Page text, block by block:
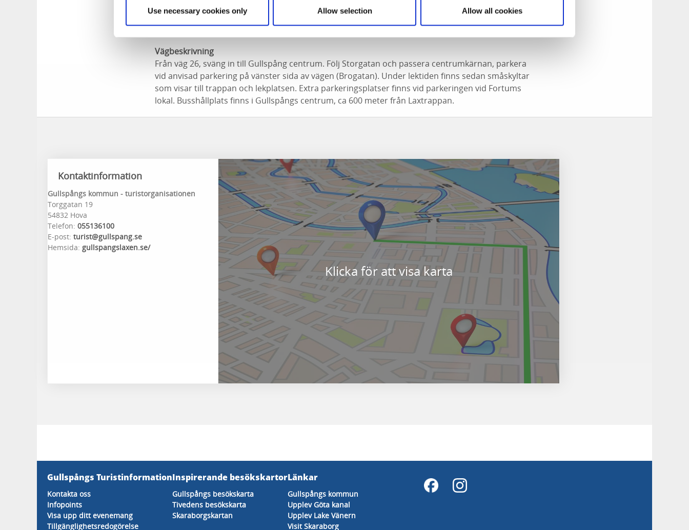
Use necessary cookies only Allow selection Allow all cookies
av älven och laxen kan nu åter vandra upp hit för att leka.
Här kan du seen kortfilm om Gullspångsälven och laxtrappan.
Vägbeskrivning
Från väg 26, sväng in till Gullspång centrum. Följ Storgatan och passera centrumkärnan, parkera
vid anvisad parkering på vänster sida av vägen (Brogatan). Under lektiden finns sedan småskyltar
som visar till trappan och lekplatsen. Extra parkeringsplatser finns vid parkeringen vid Fortums
lokal. Busshållplats finns i Gullspångs centrum, ca 600 meter från Laxtrappan.
Kontaktinformation
Gullspångs kommun - turistorganisationen
Torggatan 19
54832 Hova
Telefon: 055136100
E-post: turist@gullspang.se
Hemsida: gullspangslaxen.se/
Klicka för att visa karta
Gullspångs Turistinformation
Kontakta oss
Infopoints
Visa upp ditt evenemang
Tillgänglighetsredogörelse
Inspirerande besökskartor
Gullspångs besökskarta
Tivedens besökskarta
Skaraborgskartan
Länkar
Gullspångs kommun
Upplev Göta kanal
Upplev Lake Vänern
Visit Skaraborg